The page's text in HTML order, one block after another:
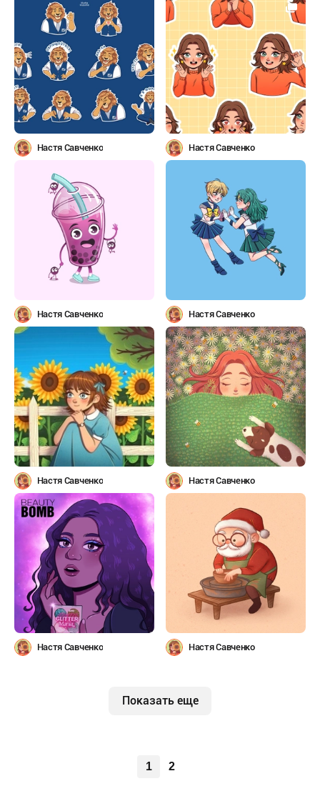
Настя Савченко Настя Савченко
Настя Савченко Настя Савченко
Настя Савченко Настя Савченко
Настя Савченко Настя Савченко
Показать еще
1 2